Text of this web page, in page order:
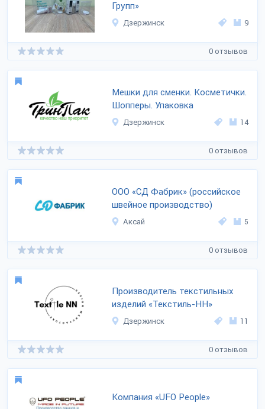
Групп»
Дзержинск 9
0 отзывов
Мешки для сменки. Косметички.
Шопперы. Упаковка
Дзержинск 14
0 отзывов
ООО «СД Фабрик» (российское
швейное производство)
Аксай 5
0 отзывов
Производитель текстильных
изделий «Текстиль-НН»
Дзержинск 11
0 отзывов
Компания «UFO People»